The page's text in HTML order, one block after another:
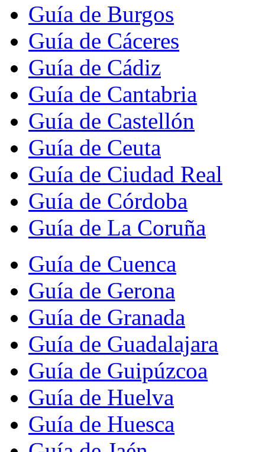
Guía de Burgos
Guía de Cáceres
Guía de Cádiz
Guía de Cantabria
Guía de Castellón
Guía de Ceuta
Guía de Ciudad Real
Guía de Córdoba
Guía de La Coruña
Guía de Cuenca
Guía de Gerona
Guía de Granada
Guía de Guadalajara
Guía de Guipúzcoa
Guía de Huelva
Guía de Huesca